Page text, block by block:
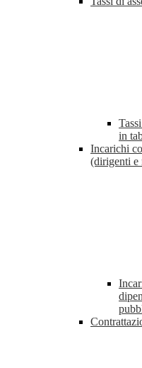
in
Incarichi
(dirigenti e